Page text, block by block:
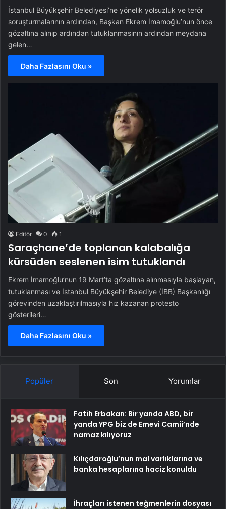
İstanbul Büyükşehir Belediyesi’ne yönelik yolsuzluk ve terör
soruşturmalarının ardından, Başkan Ekrem İmamoğlu’nun önce
gözaltına alınıp ardından tutuklanmasının ardından meydana
gelen…
Daha Fazlasını Oku »
Editör 0 1
Saraçhane’de toplanan kalabalığa
kürsüden seslenen isim tutuklandı
Ekrem İmamoğlu’nun 19 Mart’ta gözaltına alınmasıyla başlayan,
tutuklanması ve İstanbul Büyükşehir Belediye (İBB) Başkanlığı
görevinden uzaklaştırılmasıyla hız kazanan protesto
gösterileri…
Daha Fazlasını Oku »
Popüler Son Yorumlar
Fatih Erbakan: Bir yanda ABD, bir
yanda YPG biz de Emevi Camii’nde
namaz kılıyoruz
Kılıçdaroğlu’nun mal varlıklarına ve
banka hesaplarına haciz konuldu
İhraçları istenen teğmenlerin dosyası